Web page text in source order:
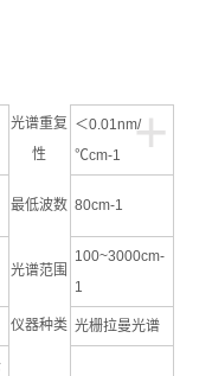
+
光谱重复
性
＜0.01nm/
℃cm-1
最低波数 80cm-1
光谱范围
100~3000cm-
1
仪器种类 光栅拉曼光谱